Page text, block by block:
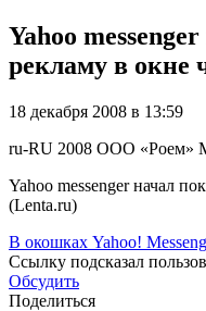
Yahoo
рекламу в окне
18 декабря 2008 в 13:59
ru-RU 2008 ООО «Роем»
Yahoo messenger начал
(Lenta.ru)
В окошках Yahoo!
Ссылку подсказал
Обсудить
Поделиться